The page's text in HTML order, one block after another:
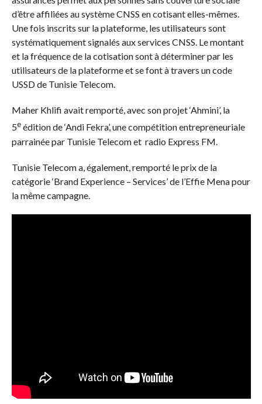
d’être affiliées au système CNSS en cotisant elles-mêmes.
Une fois inscrits sur la plateforme, les utilisateurs sont
systématiquement signalés aux services CNSS. Le montant
et la fréquence de la cotisation sont à déterminer par les
utilisateurs de la plateforme et se font à travers un code
USSD de Tunisie Telecom.
Maher Khlifi avait remporté, avec son projet ‘Ahmini’, la
5eédition de ‘Andi Fekra’, une compétition entrepreneuriale
parrainée par Tunisie Telecom et radio Express FM.
Tunisie Telecom a, également, remporté le prix de la
catégorie ‘Brand Experience – Services’ de l’Effie Mena pour
la même campagne.